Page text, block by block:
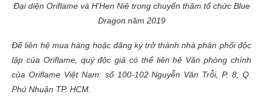
Đại diện Oriflame và H’Hen Niê trong chuyến thăm tổ chức Blue
Dragon năm 2019
Để liên hệ mua hàng hoặc đăng ký trở thành nhà phân phối độc
lập của Oriflame, quý độc giả có thể liên hệ Văn phòng chính
của Oriflame Việt Nam: số 100-102 Nguyễn Văn Trỗi, P. 8, Q.
Phú Nhuận TP. HCM.